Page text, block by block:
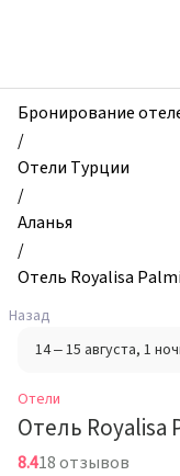
Отель
Royalisa
Palmiye
Beach
+14
Adult
Only,
Аланья,
Турция
Бронирование
/
Отели Турции
/
Аланья
/
Отель Royalisa
Назад
14 – 15 августа, 1
Отели
Отель Royalisa
8.418 отзывов